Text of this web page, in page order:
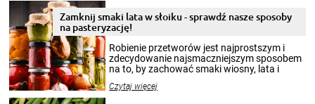
Zamknij smaki lata w słoiku - sprawdź nasze sposoby
na pasteryzację!
Robienie przetworów jest najprostszym i
zdecydowanie najsmaczniejszym sposobem
na to, by zachować smaki wiosny, lata i
krajobrazów, by cieszyć nimi oko w sezonie
Czytaj więcej